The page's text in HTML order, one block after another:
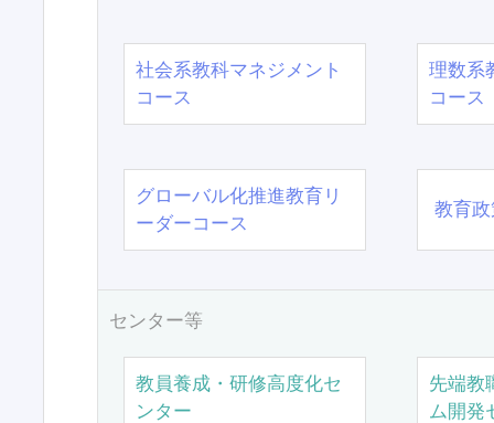
社会系教科マネジメント
コース
理数系
コース
グローバル化推進教育リ
ーダーコース
教育
センター等
教員養成・研修高度化セ
ンター
先端教
ム開発